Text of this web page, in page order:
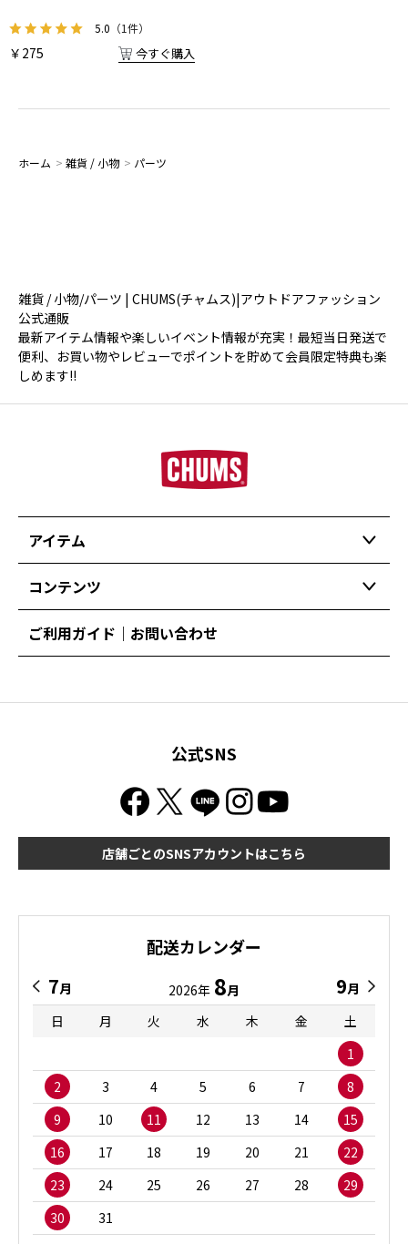
5.0 （1件）
￥275 今すぐ購入
ホーム > 雑貨 / 小物 > パーツ
雑貨 / 小物/パーツ | CHUMS(チャムス)|アウトドアファッション
公式通販
最新アイテム情報や楽しいイベント情報が充実！最短当日発送で
便利、お買い物やレビューでポイントを貯めて会員限定特典も楽
しめます!!
アイテム
コンテンツ
ご利用ガイド｜お問い合わせ
公式SNS
店舗ごとのSNSアカウントはこちら
配送カレンダー
7月 2026年 8月 9月
日
月 火 水 木 金
土
1
2
3 4 5 6 7
8
9
10 11 12 13 14
15
16
17 18 19 20 21
22
23
24 25 26 27 28
29
30
31